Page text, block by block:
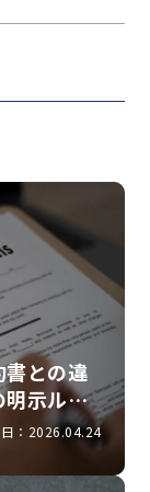
書との違
明示ルー
：2026.04.24